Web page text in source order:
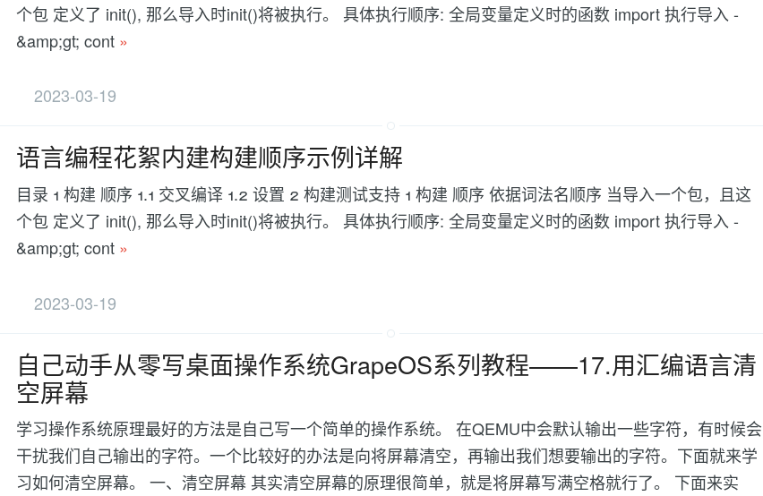
个包 定义了 init(), 那么导入时init()将被执行。 具体执行顺序: 全局变量定义时的函数 import 执行导入 -
&amp;gt; cont »
2023-03-19
语言编程花絮内建构建顺序示例详解
目录 1 构建 顺序 1.1 交叉编译 1.2 设置 2 构建测试支持 1 构建 顺序 依据词法名顺序 当导入一个包，且这
个包 定义了 init(), 那么导入时init()将被执行。 具体执行顺序: 全局变量定义时的函数 import 执行导入 -
&amp;gt; cont »
2023-03-19
自己动手从零写桌面操作系统GrapeOS系列教程——17.用汇编语言清
空屏幕
学习操作系统原理最好的方法是自己写一个简单的操作系统。 在QEMU中会默认输出一些字符，有时候会
干扰我们自己输出的字符。一个比较好的办法是向将屏幕清空，再输出我们想要输出的字符。下面就来学
习如何清空屏幕。 一、清空屏幕 其实清空屏幕的原理很简单，就是将屏幕写满空格就行了。 下面来实